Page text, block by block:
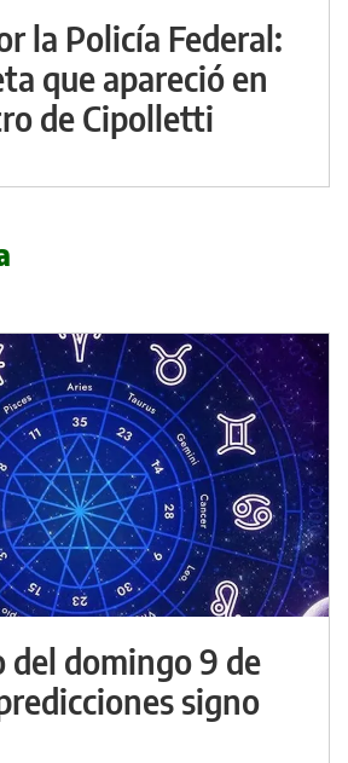
la Policía Federal:
que apareció en
de Cipolletti
del domingo 9 de
signo